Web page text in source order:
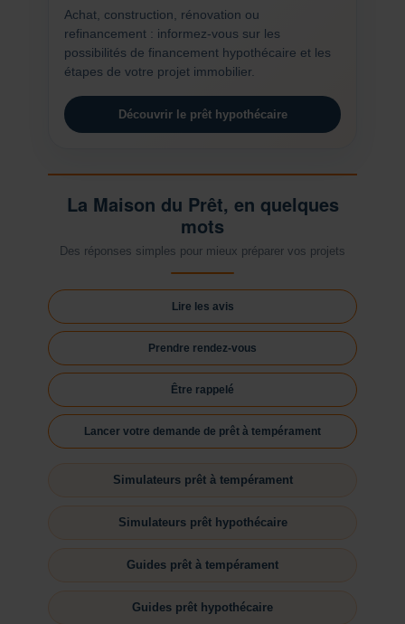
Achat, construction, rénovation ou
refinancement : informez-vous sur les
possibilités de financement hypothécaire et les
étapes de votre projet immobilier.
Découvrir le prêt hypothécaire
La Maison du Prêt, en quelques
mots
Des réponses simples pour mieux préparer vos projets
Lire les avis
Prendre rendez-vous
Être rappelé
Lancer votre demande de prêt à tempérament
Simulateurs prêt à tempérament
Simulateurs prêt hypothécaire
Guides prêt à tempérament
Guides prêt hypothécaire